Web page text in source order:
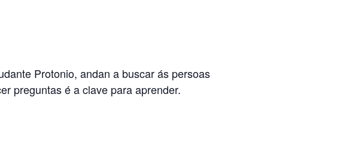
Protonio, andan a buscar ás persoas
preguntas é a clave para aprender.